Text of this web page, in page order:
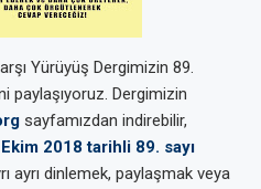
Yürüyüş Dergimizin 89.
paylaşıyoruz. Dergimizin
sayfamızdan indirebilir,
2018 tarihli 89. sayı
ayrı dinlemek, paylaşmak veya